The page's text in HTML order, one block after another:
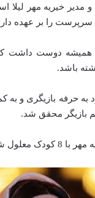
مدیر خیریه مهر لیلا
سرپرست را بر عهده
همیشه دوست داشت
باشد.
به حرفه بازیگری و به
بازیگر محقق شد.
شروع شد.